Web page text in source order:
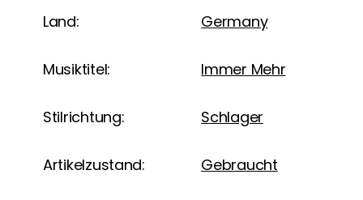
Land: Germany
Musiktitel: Immer Mehr
Stilrichtung: Schlager
Artikelzustand: Gebraucht